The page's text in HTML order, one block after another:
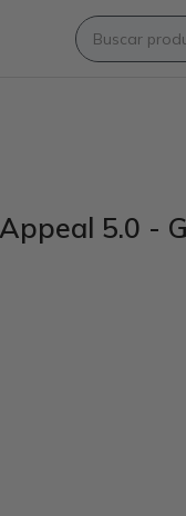
5.0 -